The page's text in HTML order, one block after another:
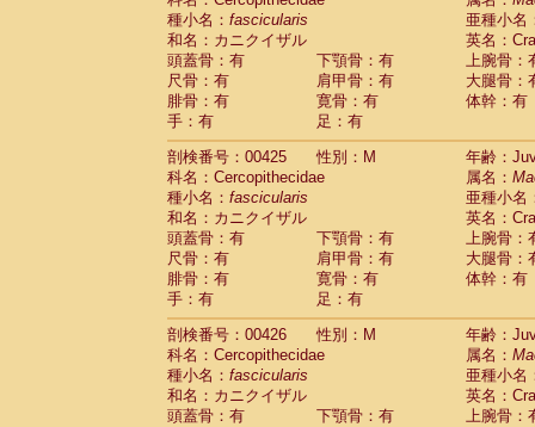
種小名： fascicularis
亜種小名
和名：カニクイザル
英名：
頭蓋骨：有
下顎骨：有
上腕骨：
尺骨：有
肩甲骨：有
大腿骨：
腓骨：有
寛骨：有
体幹：有
手：有
足：有
剖検番号：00425
性別：M
年齢：
科名：Cercopithecidae
属名：
種小名： fascicularis
亜種小名
和名：カニクイザル
英名：
頭蓋骨：有
下顎骨：有
上腕骨：
尺骨：有
肩甲骨：有
大腿骨：
腓骨：有
寛骨：有
体幹：有
手：有
足：有
剖検番号：00426
性別：M
年齢：
科名：Cercopithecidae
属名：
種小名： fascicularis
亜種小名
和名：カニクイザル
英名：
頭蓋骨：有
下顎骨：有
上腕骨：